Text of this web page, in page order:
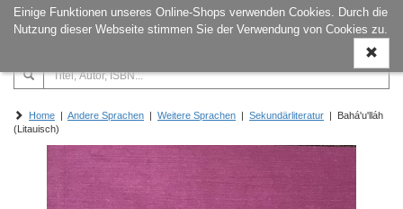
Einige Funktionen unseres Online-Shops verwenden Cookies. Durch die
Nutzung dieser Webseite stimmen Sie der Verwendung von Cookies zu.
ein-/
Home | Andere Sprachen | Weitere Sprachen | Sekundärliteratur | Bahá'u'lláh
(Litauisch)